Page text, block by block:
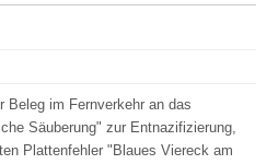
Beleg im Fernverkehr an das
Säuberung" zur Entnazifizierung,
Plattenfehler "Blaues Viereck am